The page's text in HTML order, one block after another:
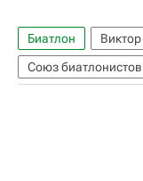
Биатлон
Союз